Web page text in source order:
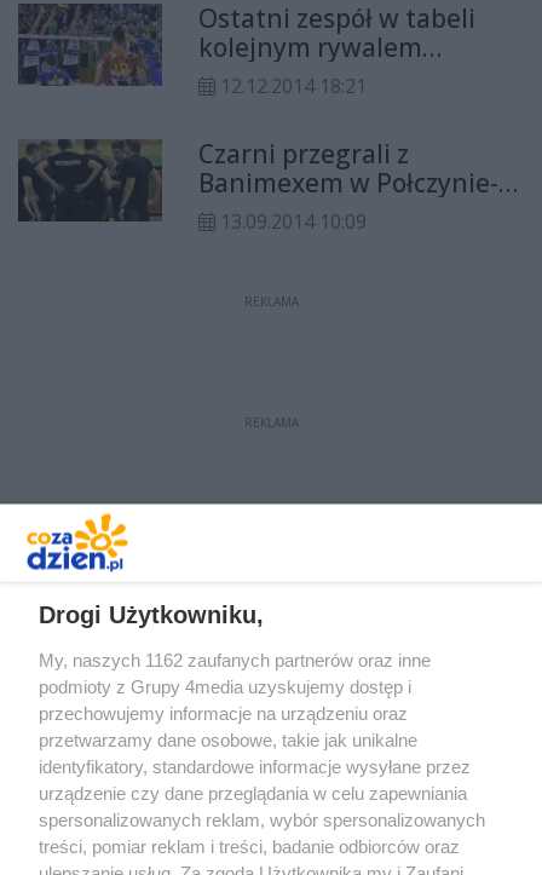
Ostatni zespół w tabeli
kolejnym rywalem
Czarnych
12.12.2014 18:21
Czarni przegrali z
Banimexem w Połczynie-
Zdrój
13.09.2014 10:09
REKLAMA
REKLAMA
Redakcja Reklama Prywatność
Praca Łódź
the:protocol
Drogi Użytkowniku,
My, naszych 1162 zaufanych partnerów oraz inne
podmioty z Grupy 4media uzyskujemy dostęp i
przechowujemy informacje na urządzeniu oraz
przetwarzamy dane osobowe, takie jak unikalne
identyfikatory, standardowe informacje wysyłane przez
urządzenie czy dane przeglądania w celu zapewniania
spersonalizowanych reklam, wybór spersonalizowanych
treści, pomiar reklam i treści, badanie odbiorców oraz